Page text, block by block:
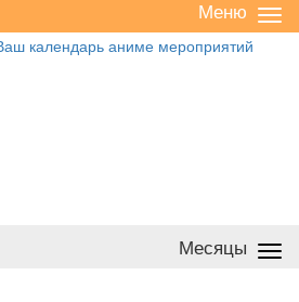
/
Меню
Месяцы